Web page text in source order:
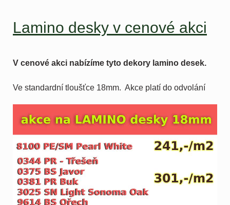
Lamino desky v cenové akci
V cenové akci nabízíme tyto dekory lamino desek.
Ve standardní tloušťce 18mm. Akce platí do odvolání